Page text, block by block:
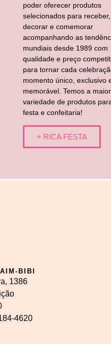
poder oferecer produtos
selecionados para receber,
decorar e comemorar
acompanhando as
mundiais desde 1989 com
qualidade e preço
para tornar cada
momento único, exclusivo
memorável. Temos a maior
variedade de produtos
festa e confeitaria!
+ RICA FESTA
BIBI
1386
4620